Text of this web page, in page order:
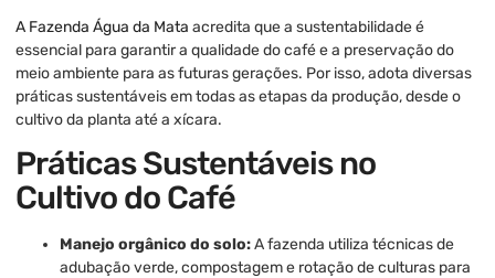
A Fazenda Água da Mata acredita que a sustentabilidade é
essencial para garantir a qualidade do café e a preservação do
meio ambiente para as futuras gerações. Por isso, adota diversas
práticas sustentáveis em todas as etapas da produção, desde o
cultivo da planta até a xícara.
Práticas Sustentáveis no
Cultivo do Café
Manejo orgânico do solo:A fazenda utiliza técnicas de
adubação verde, compostagem e rotação de culturas para